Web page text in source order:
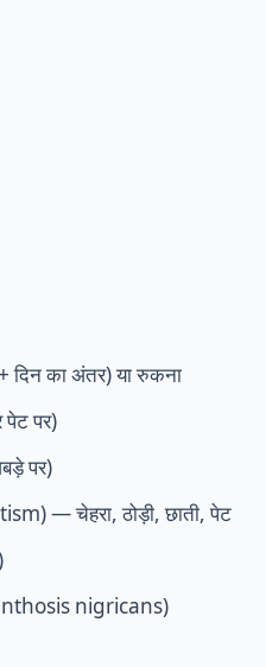
दिन का अंतर) या रुकना
पेट पर)
पर)
— चेहरा, ठोड़ी, छाती, पेट
nigricans)